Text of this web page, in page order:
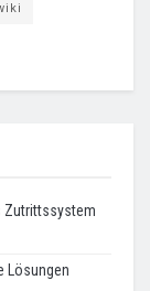
Zutrittssystem
Lösungen